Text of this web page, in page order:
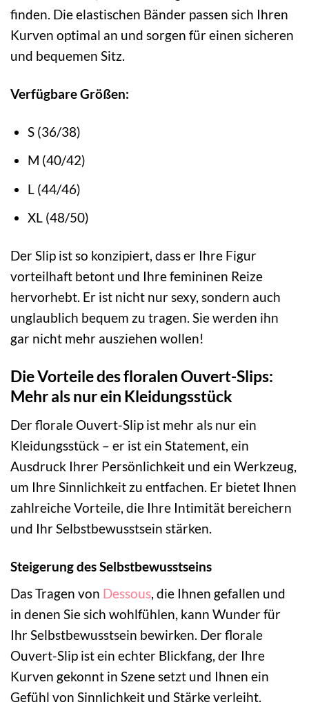
finden. Die elastischen Bänder passen sich Ihren
Kurven optimal an und sorgen für einen sicheren
und bequemen Sitz.
Verfügbare Größen:
S (36/38)
M (40/42)
L (44/46)
XL (48/50)
Der Slip ist so konzipiert, dass er Ihre Figur
vorteilhaft betont und Ihre femininen Reize
hervorhebt. Er ist nicht nur sexy, sondern auch
unglaublich bequem zu tragen. Sie werden ihn
gar nicht mehr ausziehen wollen!
Die Vorteile des floralen Ouvert-Slips:
Mehr als nur ein Kleidungsstück
Der florale Ouvert-Slip ist mehr als nur ein
Kleidungsstück – er ist ein Statement, ein
Ausdruck Ihrer Persönlichkeit und ein Werkzeug,
um Ihre Sinnlichkeit zu entfachen. Er bietet Ihnen
zahlreiche Vorteile, die Ihre Intimität bereichern
und Ihr Selbstbewusstsein stärken.
Steigerung des Selbstbewusstseins
Das Tragen von Dessous, die Ihnen gefallen und
in denen Sie sich wohlfühlen, kann Wunder für
Ihr Selbstbewusstsein bewirken. Der florale
Ouvert-Slip ist ein echter Blickfang, der Ihre
Kurven gekonnt in Szene setzt und Ihnen ein
Gefühl von Sinnlichkeit und Stärke verleiht.